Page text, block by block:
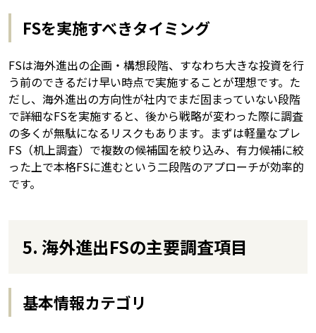
FSを実施すべきタイミング
FSは海外進出の企画・構想段階、すなわち大きな投資を行
う前のできるだけ早い時点で実施することが理想です。た
だし、海外進出の方向性が社内でまだ固まっていない段階
で詳細なFSを実施すると、後から戦略が変わった際に調査
の多くが無駄になるリスクもあります。まずは軽量なプレ
FS（机上調査）で複数の候補国を絞り込み、有力候補に絞
った上で本格FSに進むという二段階のアプローチが効率的
です。
5. 海外進出FSの主要調査項目
基本情報カテゴリ